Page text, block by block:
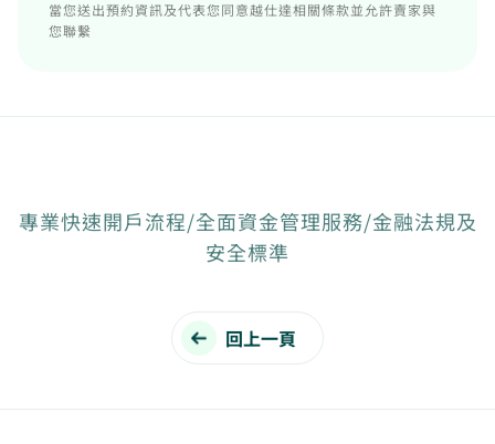
當您送出預約資訊及代表您同意越仕達相關條款並允許賣家與
您聯繫
專業快速開戶流程/全面資金管理服務/金融法規及
安全標準
回上一頁